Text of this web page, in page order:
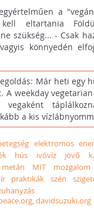
a
eltartania
szükség... - Csak
könnyedén
Már heti egy
A weekday
vegaként
a kis
elektromos
hús ivóvíz jövő
metán MIT mozgalom
praktikák szén
davidsuzuki.org